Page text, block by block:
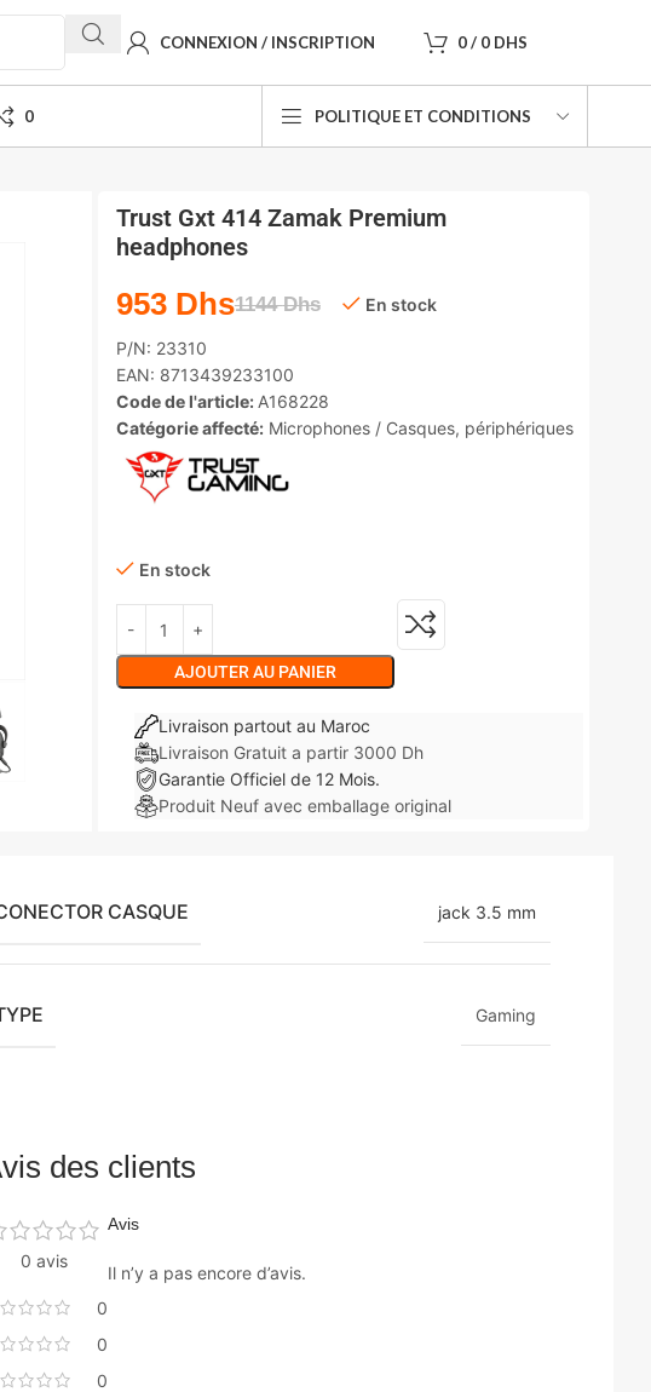
CONNEXION / INSCRIPTION 0/ 0 DHS
0 POLITIQUE ET CONDITIONS
Trust Gxt 414 Zamak Premium
headphones
1144Dhs
953 Dhs En stock
P/N: 23310
EAN: 8713439233100
Code de l'article: A168228
Catégorie affecté: Microphones / Casques, périphériques
En stock
AJOUTER AU PANIER
Livraison partout au Maroc
Livraison Gratuit a partir 3000 Dh
Garantie Officiel de 12 Mois.
Produit Neuf avec emballage original
CASQUE jack 3.5 mm
Gaming
des clients
0 avis
0
0
0
Avis
Il n’y a pas encore d’avis.